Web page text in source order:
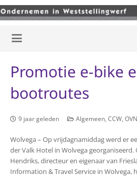
Promotie e-bike
bootroutes
9 jaar geleden Algemeen ,CCW ,OVN
Wolvega – Op vrijdagnamiddag werd er
der Valk Hotel in Wolvega
Hendriks, directeur en eigenaar van
Information & Travel Service in Wolvega,